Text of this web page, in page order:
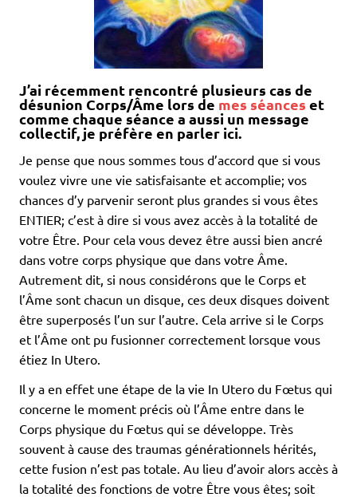
J’ai récemment rencontré plusieurs cas de
désunion Corps/Âme lors de mes séances et
comme chaque séance a aussi un message
collectif, je préfère en parler ici.
Je pense que nous sommes tous d’accord que si vous
voulez vivre une vie satisfaisante et accomplie; vos
chances d’y parvenir seront plus grandes si vous êtes
ENTIER; c’est à dire si vous avez accès à la totalité de
votre Être. Pour cela vous devez être aussi bien ancré
dans votre corps physique que dans votre Âme.
Autrement dit, si nous considérons que le Corps et
l’Âme sont chacun un disque, ces deux disques doivent
être superposés l’un sur l’autre. Cela arrive si le Corps
et l’Âme ont pu fusionner correctement lorsque vous
étiez In Utero.
Il y a en effet une étape de la vie In Utero du Fœtus qui
concerne le moment précis où l’Âme entre dans le
Corps physique du Fœtus qui se développe. Très
souvent à cause des traumas générationnels hérités,
cette fusion n’est pas totale. Au lieu d’avoir alors accès à
la totalité des fonctions de votre Être vous êtes; soit